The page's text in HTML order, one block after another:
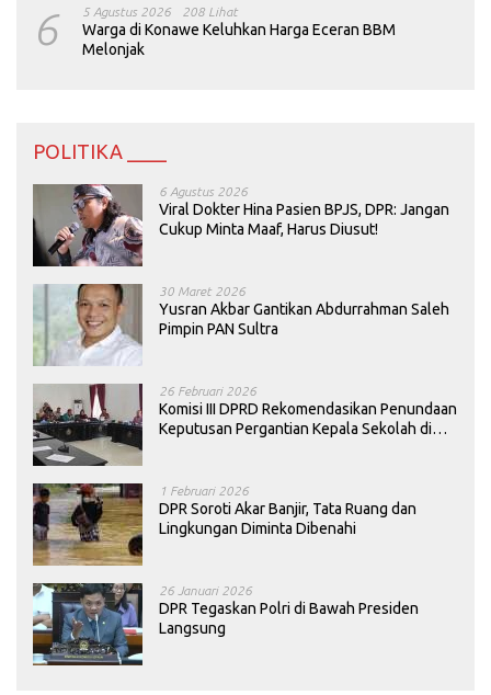
6 5 Agustus 2026 208 Lihat
Warga di Konawe Keluhkan Harga Eceran BBM
Melonjak
POLITIKA ____
6 Agustus 2026
Viral Dokter Hina Pasien BPJS, DPR: Jangan
Cukup Minta Maaf, Harus Diusut!
30 Maret 2026
Yusran Akbar Gantikan Abdurrahman Saleh
Pimpin PAN Sultra
26 Februari 2026
Komisi III DPRD Rekomendasikan Penundaan
Keputusan Pergantian Kepala Sekolah di
1 Februari 2026
DPR Soroti Akar Banjir, Tata Ruang dan
Lingkungan Diminta Dibenahi
26 Januari 2026
DPR Tegaskan Polri di Bawah Presiden
Langsung